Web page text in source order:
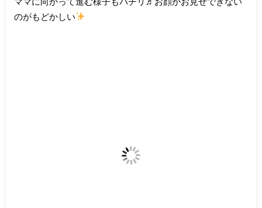
のがもどかしい